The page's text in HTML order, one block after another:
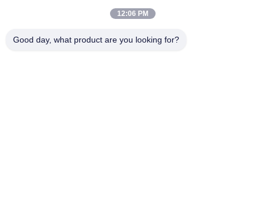
12:06 PM
Good day, what product are you looking for?